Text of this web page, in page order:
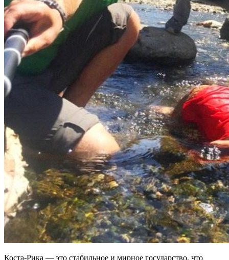
Коста-Рика — это стабильное и мирное государство, что